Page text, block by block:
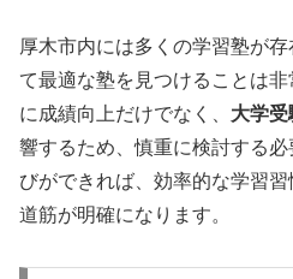
厚木市内には多くの学習塾が
て最適な塾を見つけることは
に成績向上だけでなく、 大学受
響するため、慎重に検討する
びができれば、効率的な学習
道筋が明確になります。